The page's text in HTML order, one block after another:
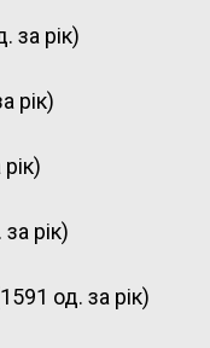
за рік)
рік)
рік)
од. за рік)